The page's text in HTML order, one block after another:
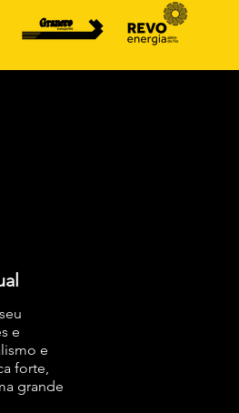
e
e
forte,
grande